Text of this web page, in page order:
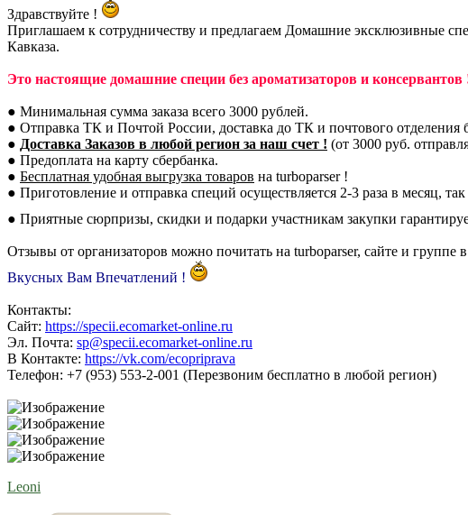
Здравствуйте !
Приглашаем к сотрудничеству и предлагаем Домашние эксклюзивные
Кавказа.
Это настоящие домашние специи без ароматизаторов и консервантов
● Минимальная сумма заказа всего 3000 рублей.
● Отправка ТК и Почтой России, доставка до ТК и почтового отделения
● Доставка Заказов в любой регион за наш счет ! (от 3000 руб.
● Предоплата на карту сбербанка.
● Бесплатная удобная выгрузка товаров на turboparser !
● Приготовление и отправка специй осуществляется 2-3 раза в месяц,
● Приятные сюрпризы, скидки и подарки участникам закупки
Отзывы от организаторов можно почитать на turboparser, сайте и группе
Вкусных Вам Впечатлений !
Контакты:
Сайт: https://specii.ecomarket-online.ru
Эл. Почта: sp@specii.ecomarket-online.ru
В Контакте: https://vk.com/ecopriprava
Телефон: +7 (953) 553-2-001 (Перезвоним бесплатно в любой регион)
Leoni